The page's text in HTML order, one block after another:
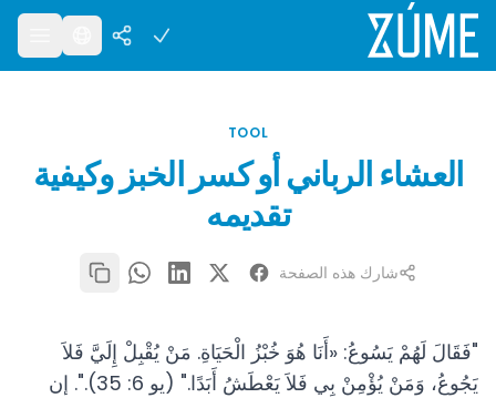
TOOL
العشاء الرباني أو كسر الخبز وكيفية
تقديمه
شارك هذه الصفحة
"فَقَالَ لَهُمْ يَسُوعُ: «أَنَا هُوَ خُبْزُ الْحَيَاةِ. مَنْ يُقْبِلْ إِلَيَّ فَلاَ
يَجُوعُ، وَمَنْ يُؤْمِنْ بِي فَلاَ يَعْطَشُ أَبَدًا." (يو 6: 35).". إن